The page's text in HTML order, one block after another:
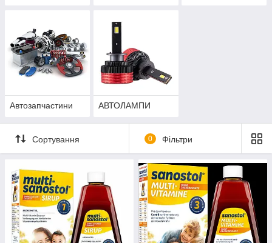
Автозапчастини АВТОЛАМПИ
Сортування 0 Фільтри